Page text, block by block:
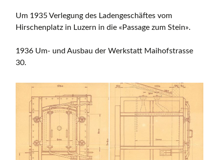
Um 1935 Verlegung des Ladengeschäftes vom
Hirschenplatz in Luzern in die «Passage zum Stein».
1936 Um- und Ausbau der Werkstatt Maihofstrasse
30.